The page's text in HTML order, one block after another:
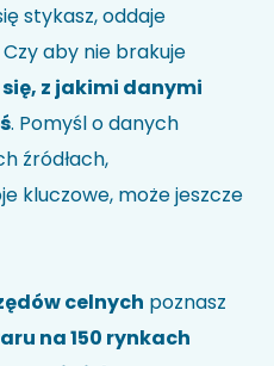
stykasz, oddaje
aby nie brakuje
z jakimi danymi
. Pomyśl o danych
źródłach,
kluczowe, może jeszcze
celnych poznasz
na 150 rynkach